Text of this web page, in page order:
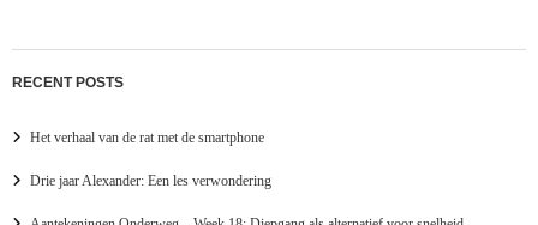
RECENT POSTS
Het verhaal van de rat met de smartphone
Drie jaar Alexander: Een les verwondering